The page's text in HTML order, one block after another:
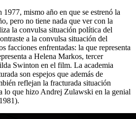
mismo año en que se estrenó la
pero no tiene nada que ver con la
la convulsa situación política del
a la convulsa situación del
facciones enfrentadas: la que representa
a Helena Markos, tercer
Swinton en el film. La academia
son espejos que además de
reflejan la fracturada situación
lo que hizo Andrej Zulawski en la genial